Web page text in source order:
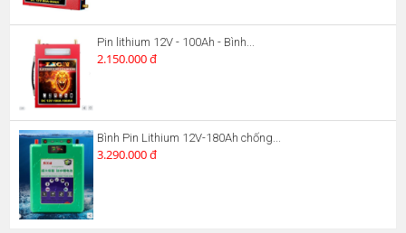
Pin lithium 12V - 100Ah - Bình...
2.150.000 đ
Bình Pin Lithium 12V-180Ah chống...
3.290.000 đ